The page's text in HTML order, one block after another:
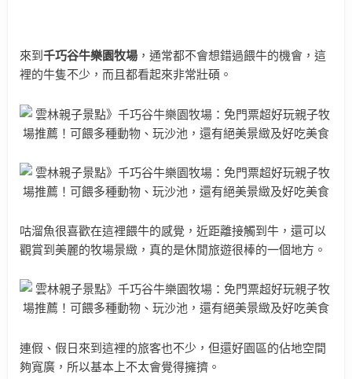
來到千巧谷牛樂園牧場 ，通常都不會想錯過餵牛的機會，這
裡的牛隻不少，而且都看起來非常壯碩。
咕溜魚很喜歡在這裡餵牛的感覺，近距離接觸到牛，還可以
觀賞到美麗的牧場景緻，真的是休閒旅遊很棒的一個地方。
連假、假日來到這裡的旅客也不少，但還好園區的佔地空間
夠寬廣，所以基本上不太會覺得擁擠。